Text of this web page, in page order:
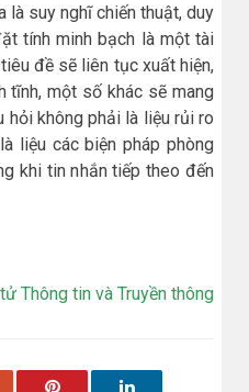
là suy nghĩ chiến thuật, duy
tính minh bạch là một tài
đề sẽ liên tục xuất hiện,
một số khác sẽ mang
hỏi không phải là liệu rủi ro
liệu các biện pháp phòng
khi tin nhắn tiếp theo đến
Thông tin và Truyền thông
Pinterest LinkedIn